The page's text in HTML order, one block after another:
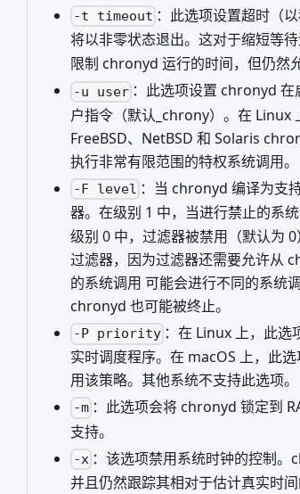
-t timeout ：此选项设置超时（
将以非零状态退出。这对于缩短等
限制 chronyd 运行的时间，但仍然
-u user ：此选项设置 chronyd
户指令（默认_chrony）。在 Linux
FreeBSD、NetBSD 和 Solaris
执行非常有限范围的特权系统调用。
-F level ：当 chronyd 编译为支
器。在级别 1 中，当进行禁止的系
级别 0 中，过滤器被禁用（默认为
过滤器，因为过滤器还需要允许从
的系统调用 可能会进行不同的系统
chronyd 也可能被终止。
-P priority ：在 Linux 上，此选
实时调度程序。在 macOS 上，此
用该策略。其他系统不支持此选项。
-m ：此选项会将 chronyd 锁定到
支持。
-x ：该选项禁用系统时钟的控制。
并且仍然跟踪其相对于估计真实时